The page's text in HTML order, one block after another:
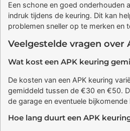
Een schone en goed onderhouden
indruk tijdens de keuring. Dit kan
problemen sneller op te merken en
Veelgestelde vragen over
Wat kost een APK keuring
De kosten van een APK keuring
gemiddeld tussen de €30 en €50.
de garage en eventuele
Hoe lang duurt een APK